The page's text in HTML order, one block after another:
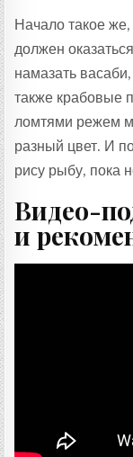
Начало такое
должен
намазать
также крабовые
ломтями режем
разный цвет. И
рису рыбу, пока
Видео-
и